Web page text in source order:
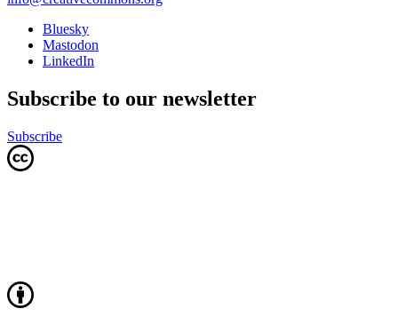
Bluesky
Mastodon
LinkedIn
Subscribe to our newsletter
Subscribe